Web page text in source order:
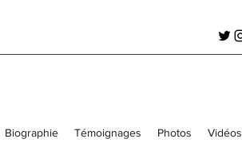
Biographie Témoignages Photos Vidéos